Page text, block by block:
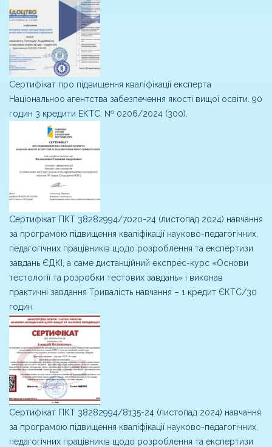
Сертифікат про підвищення кваліфікації експерта
Національноо агентства забезпечення якості вищої освіти. 90
годин 3 кредити ЕКТС. № 0206/2024 (300).
Сертифікат ПКТ 38282994/7020-24 (листопад 2024) навчання
за програмою підвищення кваліфікації науково-педагогічних,
педагогічних працівників щодо розроблення та експертизи
завдань ЄДКІ, а саме дистанційний експрес-курс «Основи
тестології та розробки тестових завдань» і виконав
практичні завдання Тривалість навчання – 1 кредит ЄКТС/30
годин
Сертифікат ПКТ 38282994/8135-24 (листопад 2024) навчання
за програмою підвищення кваліфікації науково-педагогічних,
педагогічних працівників щодо розроблення та експертизи